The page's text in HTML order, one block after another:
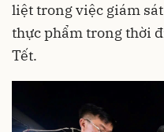
liệt trong việc giám
thực phẩm trong thời
Tết.